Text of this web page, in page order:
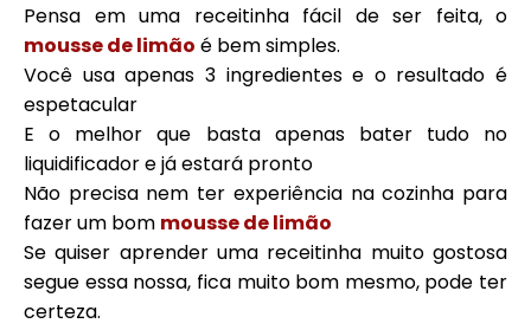
Pensa em uma receitinha fácil de ser feita, o
mousse de limão é bem simples.
Você usa apenas 3 ingredientes e o resultado é
espetacular
E o melhor que basta apenas bater tudo no
liquidificador e já estará pronto
Não precisa nem ter experiência na cozinha para
fazer um bom mousse de limão
Se quiser aprender uma receitinha muito gostosa
segue essa nossa, fica muito bom mesmo, pode ter
certeza.